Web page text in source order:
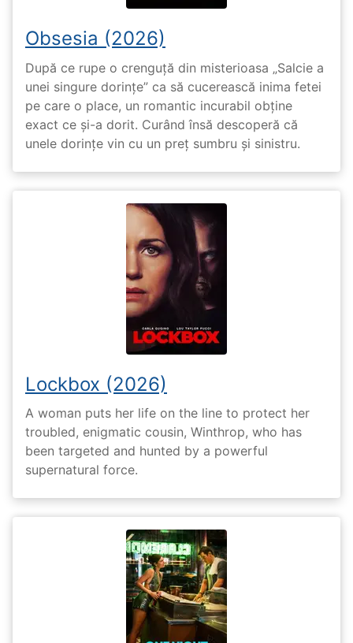
Obsesia (2026)
După ce rupe o crenguță din misterioasa „Salcie a
unei singure dorințe” ca să cucerească inima fetei
pe care o place, un romantic incurabil obține
exact ce și-a dorit. Curând însă descoperă că
unele dorințe vin cu un preț sumbru și sinistru.
Lockbox (2026)
A woman puts her life on the line to protect her
troubled, enigmatic cousin, Winthrop, who has
been targeted and hunted by a powerful
supernatural force.